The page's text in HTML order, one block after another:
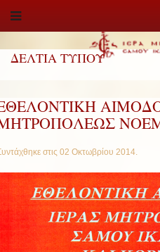
ΔΕΛΤΙΑ ΤΥΠΟΥ
στις 02 Οκτωβρίου 2014.